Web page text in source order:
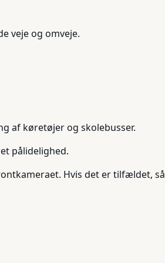
veje og omveje.
af køretøjer og skolebusser.
pålidelighed.
Hvis det er tilfældet, så